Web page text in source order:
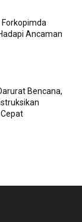
Ancaman
Bencana,